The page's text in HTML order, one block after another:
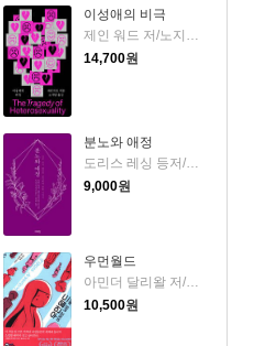
이성애의 비극
제인 워드 저/노지양 역
14,700원
분노와 애정
도리스 레싱 등저/모이라 데이비 편/김하현 역
9,000원
우먼월드
아민더 달리왈 저/홍한별 역
10,500원